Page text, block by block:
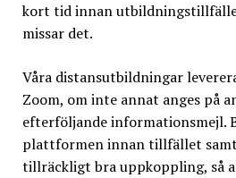
kort tid innan
missar det.
Våra distansutbildningar
Zoom, om inte annat anges på
efterföljande informationsmejl.
plattformen innan tillfället
tillräckligt bra uppkoppling, så